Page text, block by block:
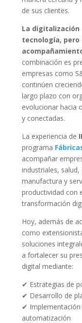
de sus clientes.
La
tecnología,
combinación es
empresas como
continúen
largo plazo con
evolucionar hacia
y conectadas.
La experiencia de
programa
acompañar
industriales,
manufactura y
productividad con
transformación
Hoy, además de
como
soluciones
a fortalecer su
digital mediante:
✔ Estrategias de
✔ Desarrollo de
✔ Implementación
automatización